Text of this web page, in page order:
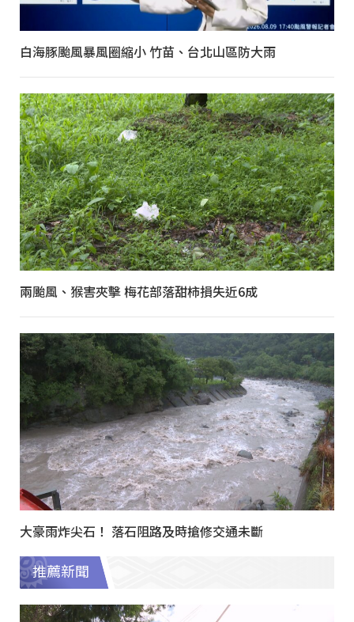
白海豚颱風暴風圈縮小 竹苗、台北山區防大雨
兩颱風、猴害夾擊 梅花部落甜柿損失近6成
大豪雨炸尖石！ 落石阻路及時搶修交通未斷
推薦新聞